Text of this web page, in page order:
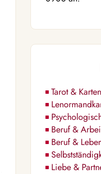
Tarot &
Beruf &
Beruf &
Liebe &